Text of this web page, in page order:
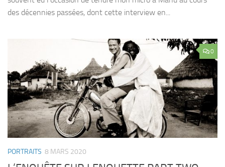
des décennies passées, dont cette interview en...
0
PORTRAITS 8 MARS 2020